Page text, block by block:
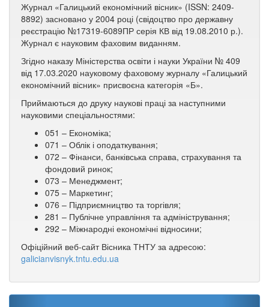
Журнал «Галицький економічний вісник» (ISSN: 2409-
8892) засновано у 2004 році (свідоцтво про державну
реєстрацію №17319-6089ПР серія КВ від 19.08.2010 р.).
Журнал є науковим фаховим виданням.
Згідно наказу Міністерства освіти і науки України № 409
від 17.03.2020 науковому фаховому журналу «Галицький
економічний вісник» присвоєна категорія «Б».
Приймаються до друку наукові праці за наступними
науковими спеціальностями:
051 – Економіка;
071 – Облік і оподаткування;
072 – Фінанси, банківська справа, страхування та
фондовий ринок;
073 – Менеджмент;
075 – Маркетинг;
076 – Підприємництво та торгівля;
281 – Публічне управління та адміністрування;
292 – Міжнародні економічні відносини;
Офіційний веб-сайт Вісника ТНТУ за адресою:
galicianvisnyk.tntu.edu.ua